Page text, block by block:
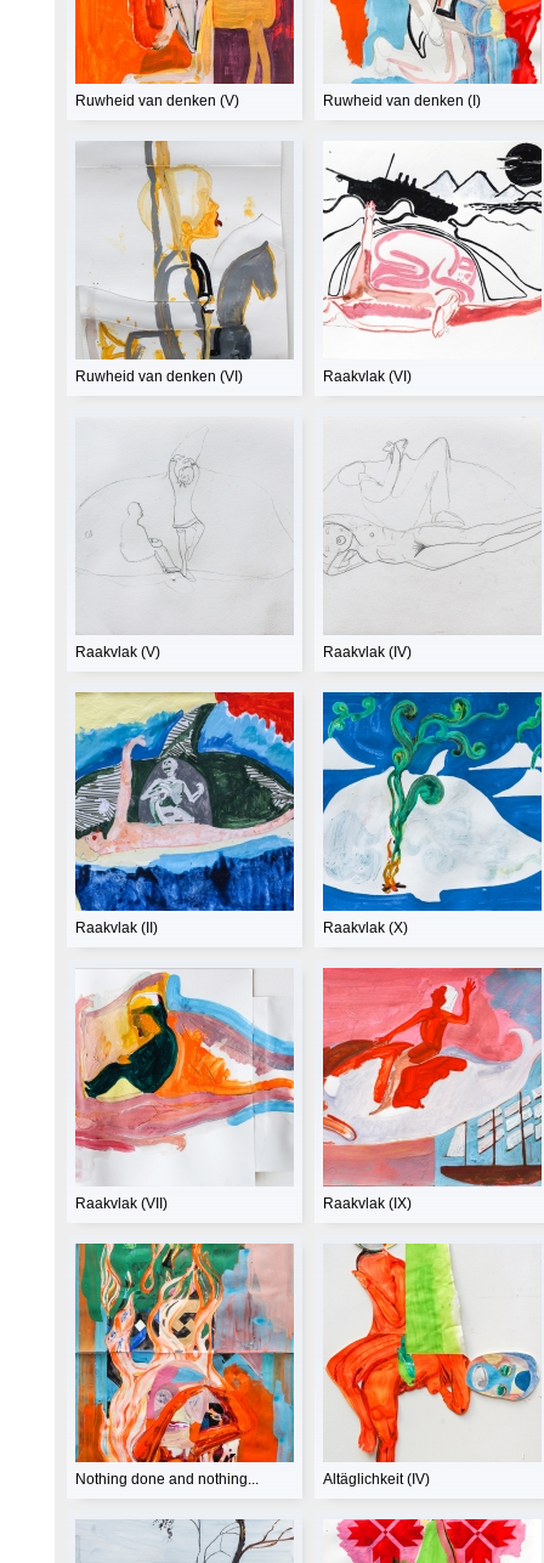
Ruwheid van denken (V) Ruwheid van denken (I)
Ruwheid van denken (VI) Raakvlak (VI)
Raakvlak (V) Raakvlak (IV)
Raakvlak (II) Raakvlak (X)
Raakvlak (VII) Raakvlak (IX)
Nothing done and nothing... Altäglichkeit (IV)